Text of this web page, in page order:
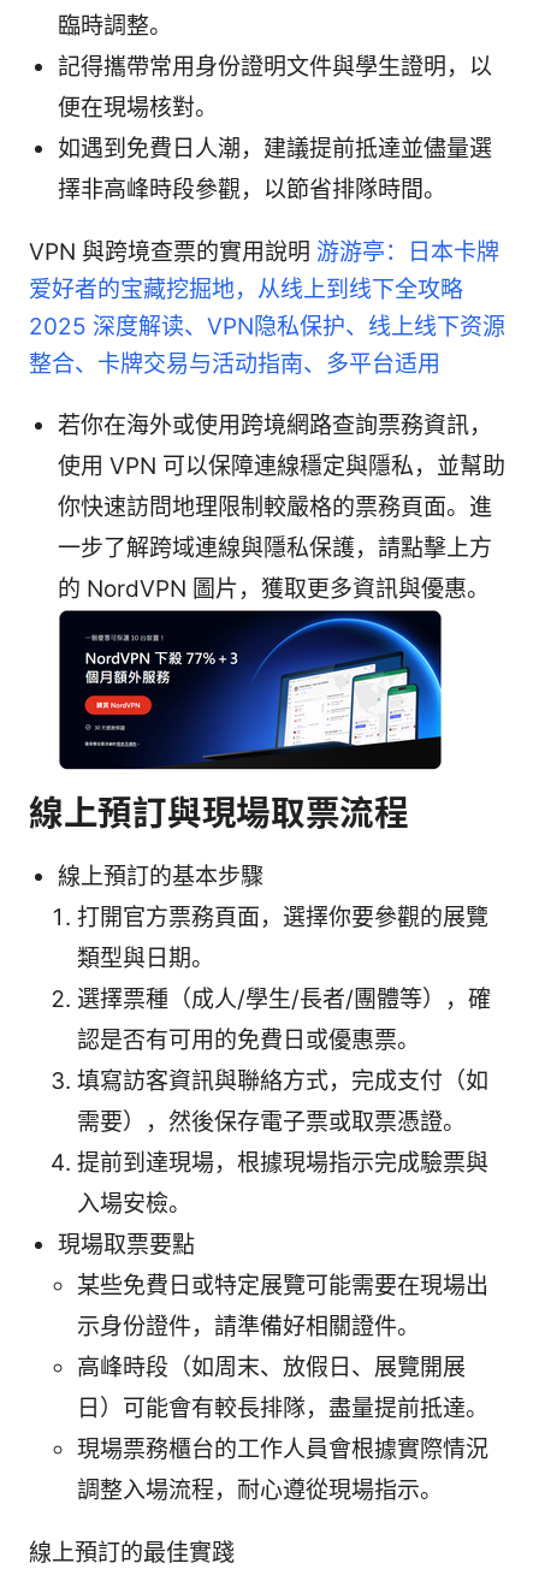
臨時調整。
記得攜帶常用身份證明文件與學生證明，以
便在現場核對。
如遇到免費日人潮，建議提前抵達並儘量選
擇非高峰時段參觀，以節省排隊時間。
VPN 與跨境查票的實用說明 游游亭：日本卡牌
爱好者的宝藏挖掘地，从线上到线下全攻略
2025 深度解读、VPN隐私保护、线上线下资源
整合、卡牌交易与活动指南、多平台适用
若你在海外或使用跨境網路查詢票務資訊，
使用 VPN 可以保障連線穩定與隱私，並幫助
你快速訪問地理限制較嚴格的票務頁面。進
一步了解跨域連線與隱私保護，請點擊上方
的 NordVPN 圖片，獲取更多資訊與優惠。
線上預訂與現場取票流程
線上預訂的基本步驟
打開官方票務頁面，選擇你要參觀的展覽
類型與日期。
選擇票種（成人/學生/長者/團體等），確
認是否有可用的免費日或優惠票。
填寫訪客資訊與聯絡方式，完成支付（如
需要），然後保存電子票或取票憑證。
提前到達現場，根據現場指示完成驗票與
入場安檢。
現場取票要點
某些免費日或特定展覽可能需要在現場出
示身份證件，請準備好相關證件。
高峰時段（如周末、放假日、展覽開展
日）可能會有較長排隊，盡量提前抵達。
現場票務櫃台的工作人員會根據實際情況
調整入場流程，耐心遵從現場指示。
線上預訂的最佳實踐